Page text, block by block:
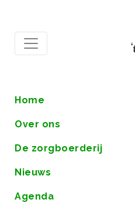
Home
Over ons
De zorgboerderij
Nieuws
Agenda